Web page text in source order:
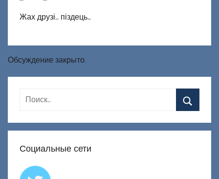
Жах друзі… піздець…
Обсуждение закрыто.
Социальные сети